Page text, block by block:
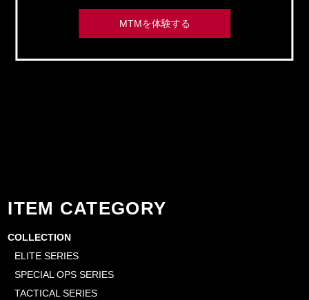
MTMを体験する
ITEM CATEGORY
COLLECTION
ELITE SERIES
SPECIAL OPS SERIES
TACTICAL SERIES